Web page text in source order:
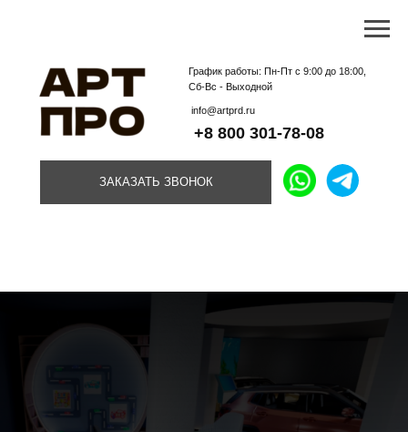
ЗАКАЗАТЬ ЗВОНОК
+8 800 301-78-08
График работы: Пн-Пт с 9:00 до 18:00,
Сб-Вс - Выходной
info@artprd.ru